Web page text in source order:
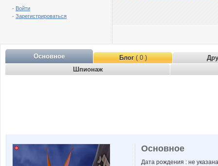
- Войти
- Зарегистрироваться
Основное Блог( 0 )
Шпионаж
Основное
Дата рождения : не указана